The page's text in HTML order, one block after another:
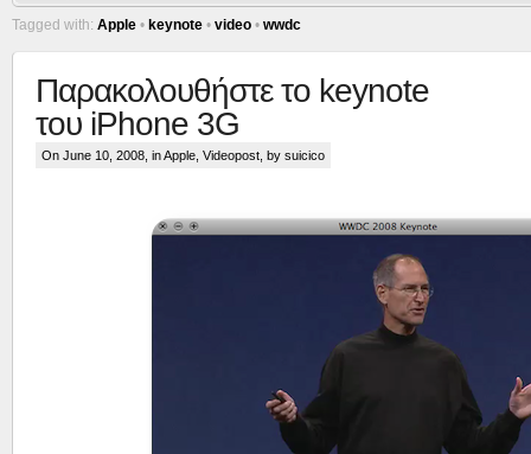
Tagged with: Apple • keynote • video • wwdc
Παρακολουθήστε το keynote
του iPhone 3G
On June 10, 2008, inApple Videopost , by suicico